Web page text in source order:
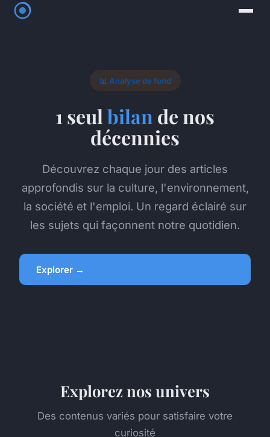
📊 Analyse de fond
1 seul bilan de nos
décennies
Découvrez chaque jour des articles
approfondis sur la culture, l'environnement,
la société et l'emploi. Un regard éclairé sur
les sujets qui façonnent notre quotidien.
Explorer →
Explorez nos univers
Des contenus variés pour satisfaire votre
curiosité